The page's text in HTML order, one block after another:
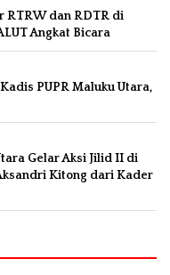
RTRW dan RDTR di
Angkat Bicara
PUPR Maluku Utara,
Gelar Aksi Jilid II di
Kitong dari Kader